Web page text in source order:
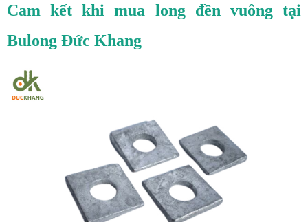
Cam kết khi mua long đền vuông tại
Bulong Đức Khang